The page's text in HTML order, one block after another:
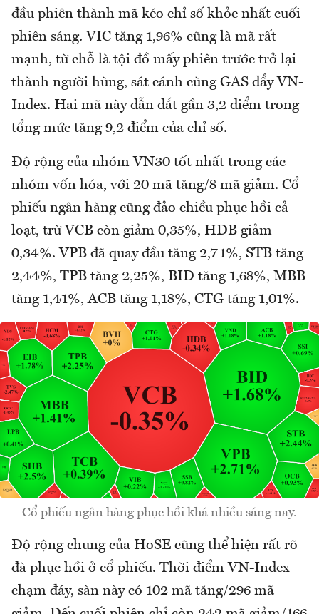
đầu phiên thành mã kéo chỉ số khỏe nhất cuối
phiên sáng. VIC tăng 1,96% cũng là mã rất
mạnh, từ chỗ là tội đồ mấy phiên trước trở lại
thành người hùng, sát cánh cùng GAS đẩy VN-
Index. Hai mã này dẫn dắt gần 3,2 điểm trong
tổng mức tăng 9,2 điểm của chỉ số.
Độ rộng của nhóm VN30 tốt nhất trong các
nhóm vốn hóa, với 20 mã tăng/8 mã giảm. Cổ
phiếu ngân hàng cũng đảo chiều phục hồi cả
loạt, trừ VCB còn giảm 0,35%, HDB giảm
0,34%. VPB đã quay đầu tăng 2,71%, STB tăng
2,44%, TPB tăng 2,25%, BID tăng 1,68%, MBB
tăng 1,41%, ACB tăng 1,18%, CTG tăng 1,01%.
Cổ phiếu ngân hàng phục hồi khá nhiều sáng nay.
Độ rộng chung của HoSE cũng thể hiện rất rõ
đà phục hồi ở cổ phiếu. Thời điểm VN-Index
chạm đáy, sàn này có 102 mã tăng/296 mã